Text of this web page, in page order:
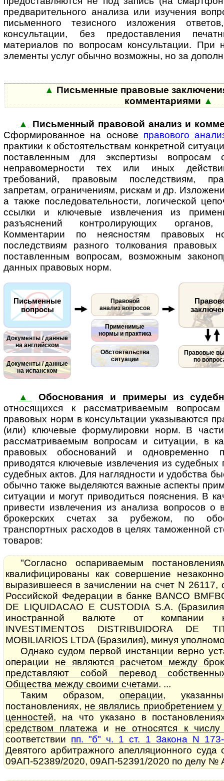
предварительного анализа или изучения
письменного тезисного изложения
консультации, без предоставления
материалов по вопросам консультации. При
элементы услуг обычно возможны, но за
▲ Письменные правовые
комментариями ▲
▲
Письменный правовой анализ и
Сформированное на основе пра­во­во­го
практики к обстоятельствам конкретной
поставленным для экспертизы вопросам
неправомерности тех или иных
требований, правовым последствиям,
запретам, ограничениям, рискам и др.
а также последовательности, логической
ссылки и ключевые извлечения из
разъяснений контролирующих
Комментарии по неясностям правовых
последствиям разного толкования
поставленным вопросам, возможным
данных правовых норм.
Письменные
вопросы
Документы / данные
на английском
Документы / данные
на испанском
Правовой
анализ вопросов
Применимые
нормы и практика
Обстоятельства
ситуации
Правовые
по
▲
Обоснования и примеры из
относящихся к рассматриваемым
правовых норм в консультации указываются
(или) ключевые формулировки норм. В
рассматриваемым во­п­ро­сам и ситуации, в
правовых обоснований и одновременно
приводятся клю­че­вые извлечения из судебных
судебных актов. Для наглядности и удобства
обычно также выделяются важные аспекты
ситуации и могут приводиться пояснения. В
привести извлечения из анализа вопросов о
брокерских счетах за рубежом, по
транспортных расходов в целях таможенной
товаров:
"Согласно оспариваемым
квалифицированы как совершение
выразившееся в зачислении на счет N 26117,
Рос­сий­с­кой Федерации в банке BANCO
DE LIQUIDACAO E CUSTODIA S.A.
иностранной валюте от компании
INVESTIMENTOS DIS­T­RI­BU­I­DO­RA DE
MOBILIARIOS LTDA (Бра­зи­лия), минуя
Однако судом первой инстанции верно
операции не являются расчетом между
представляют собой перевод
Общества между своими счетами. ...
Таким образом, операции,
постановлениях, не являлись приобретением
ценностей, на что указано в
средством платежа и не относятся к
соответствии пп. "б" ч. 1 ст. 1 Закона N
Девятого арбитражного апелляционного
09АП-52389/2020, 09АП-52391/2020 по делу №